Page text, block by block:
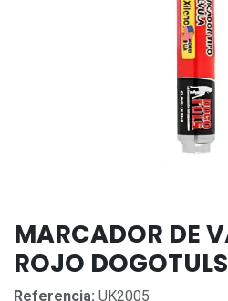
MARCADOR DE
ROJO DOGOTULS
Referencia: UK2005